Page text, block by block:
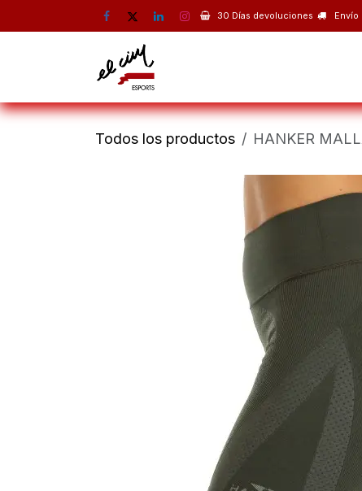
30 Días devoluciones Envío
Todos los productos HANKER